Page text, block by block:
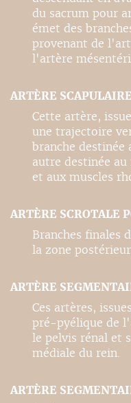
du sacrum pour
émet des
provenant de
l'artère
ARTÈRE
Cette artère,
une trajectoire
branche destinée
autre destinée
et aux muscles
ARTÈRE SCROTALE
Branches finales
la zone
ARTÈRE
Ces artères,
pré-pyélique de
le pelvis rénal et
médiale du rein.
ARTÈRE